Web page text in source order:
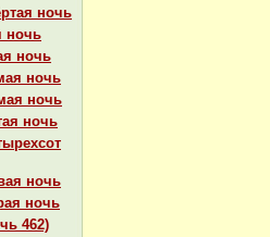
ночь
ночь
ночь
ночь
ночь
ночь
ночь
ночь
462)